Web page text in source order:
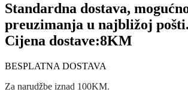
Standardna dostava,
preuzimanja u najbližoj pošti.
Cijena dostave:8KM
BESPLATNA DOSTAVA
Za narudžbe iznad 100KM.